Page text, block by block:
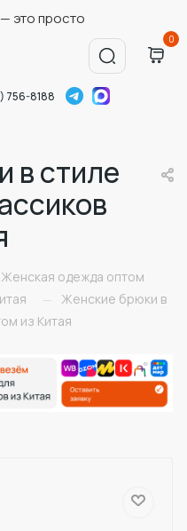
это просто
0
756-8188
в стиле
Женская одежда оптом
—
Женские брюки в
из Китая